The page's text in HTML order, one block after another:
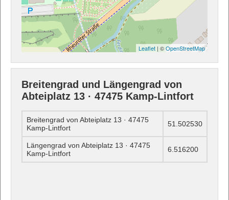
Leaflet | ©OpenStreetMap
Breitengrad und Längengrad von
Abteiplatz 13 · 47475 Kamp-Lintfort
Breitengrad von Abteiplatz 13 · 47475
Kamp-Lintfort
51.502530
Längengrad von Abteiplatz 13 · 47475
Kamp-Lintfort
6.516200